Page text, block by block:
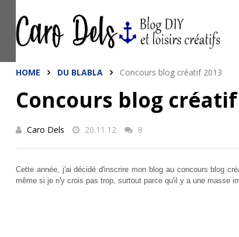
HOME DU BLABLA Concours blog créatif 2013
Concours blog créatif
Caro Dels 20.11.12 8
Cette année, j'ai décidé d'inscrire mon blog au concours blog
même si je n'y crois pas trop, surtout parce qu'il y a une masse
This site uses cookies from
are shared with Google along
statistics, and to detect and